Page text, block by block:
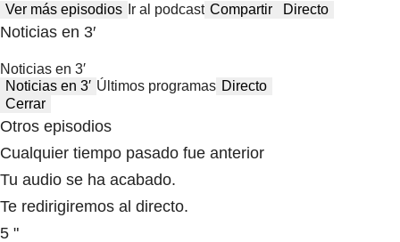
Ver más episodios Ir al podcast Compartir Directo
Noticias en 3′
Noticias en 3′
Noticias en 3′ Últimos programas Directo
Cerrar
Otros episodios
Cualquier tiempo pasado fue anterior
Tu audio se ha acabado.
Te redirigiremos al directo.
5 "